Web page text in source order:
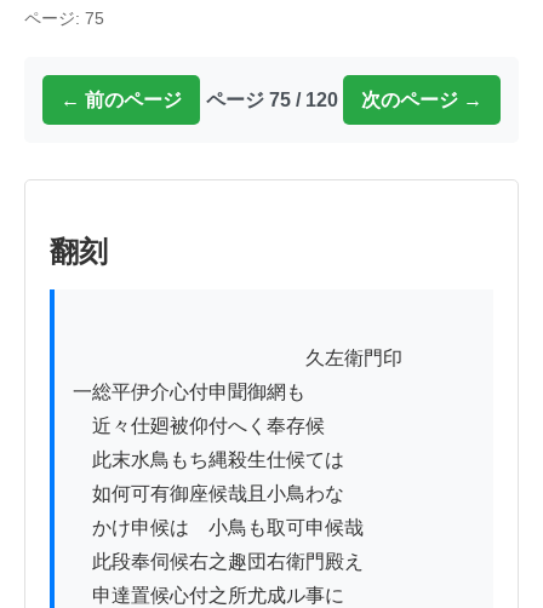
ページ: 75
← 前のページ ページ 75 / 120 次のページ →
翻刻
一総平伊介心付申聞御網も
近々仕廻被仰付へく奉存候
此末水鳥もち縄殺生仕候ては
如何可有御座候哉且小鳥わな
かけ申候はゝ小鳥も取可申候哉
此段奉伺候右之趣団右衛門殿え
申達置候心付之所尤成ル事に